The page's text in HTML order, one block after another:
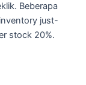
Beberapa
just-
stock 20%.